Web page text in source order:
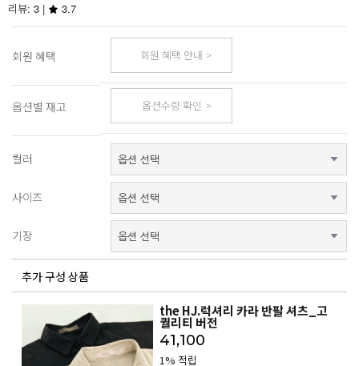
리뷰: 3 | 3.7
회원 혜택 회원 혜택 안내
옵션별 재고 옵션수량 확인
컬러
사이즈
기장
추가 구성 상품
the HJ.럭셔리 카라 반팔 셔츠_고
퀄리티 버전
41,100
1% 적립